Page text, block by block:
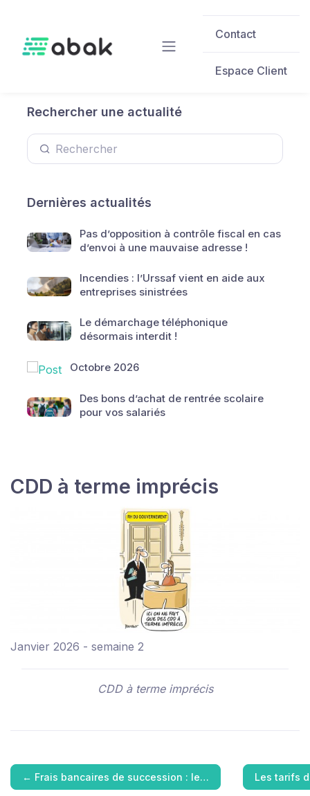
Contact
Espace Client
Rechercher une actualité
Dernières actualités
Pas d’opposition à contrôle fiscal en cas
d’envoi à une mauvaise adresse !
Incendies : l’Urssaf vient en aide aux
entreprises sinistrées
Le démarchage téléphonique
désormais interdit !
Octobre 2026
Des bons d’achat de rentrée scolaire
pour vos salariés
CDD à terme imprécis
Janvier 2026 - semaine 2
CDD à terme imprécis
← Frais bancaires de succession : le… Les tarifs